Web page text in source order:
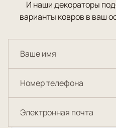
И наши декораторы
варианты ковров в ваш